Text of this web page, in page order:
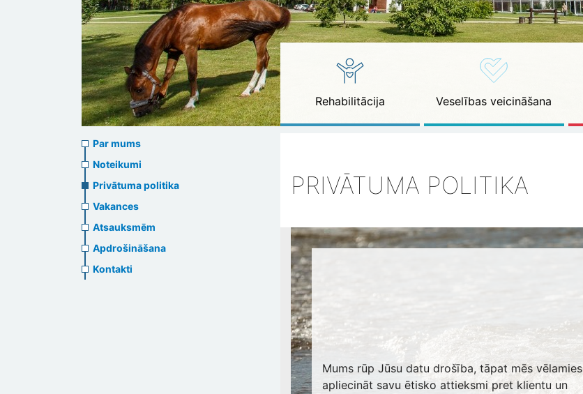
Rehabilitācija Veselības veicināšana
About
us
header
menu
Par mums
Noteikumi
Privātuma politika
Vakances
Atsauksmēm
Apdrošināšana
Kontakti
PRIVĀTUMA POLITIKA
Mums rūp Jūsu datu drošība, tāpat mēs vēlamies
apliecināt savu ētisko attieksmi pret klientu un